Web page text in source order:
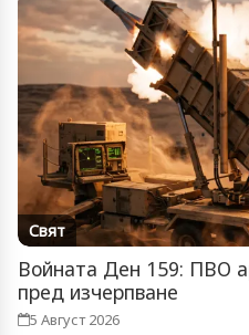
Свят
Войната Ден 159: ПВО
пред изчерпване
5 Август 2026